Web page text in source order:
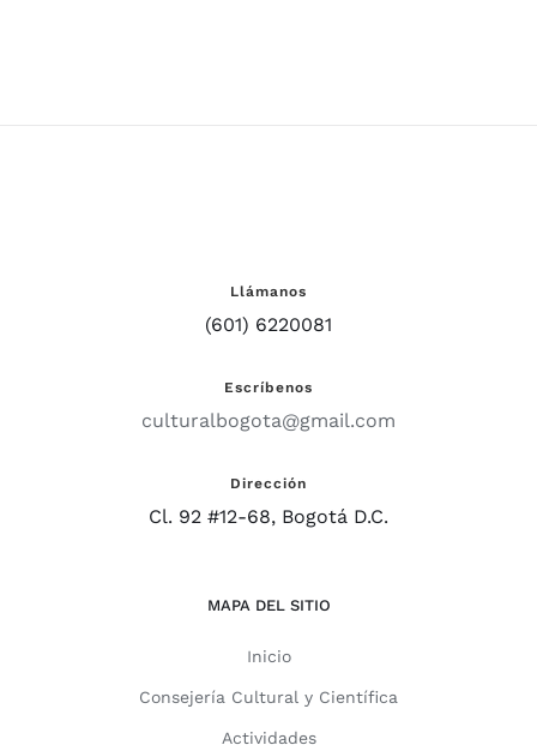
Llámanos
(601) 6220081
Escríbenos
culturalbogota@gmail.com
Dirección
Cl. 92 #12-68, Bogotá D.C.
MAPA DEL SITIO
Inicio
Consejería Cultural y Científica
Actividades